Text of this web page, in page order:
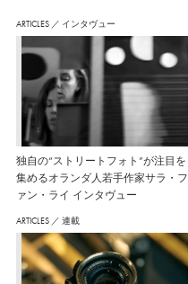
ARTICLES ／ インタヴュー
独自の“ストリートフォト”が注目を
集めるオランダ人若手作家サラ・フ
ァン・ライ インタヴュー
ARTICLES ／ 連載